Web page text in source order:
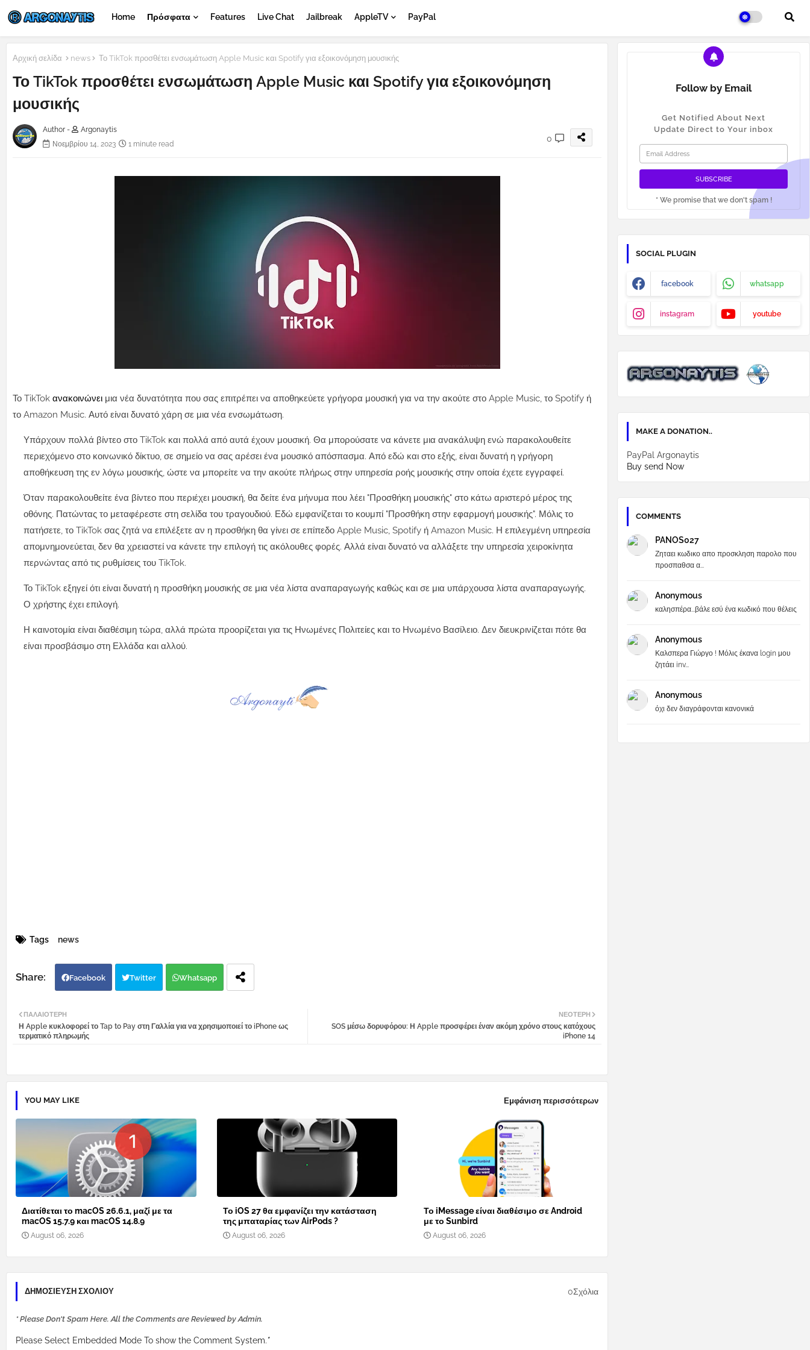
Home Πρόσφατα Features Live Chat Jailbreak AppleTV PayPal
Αρχική σελίδα news Το TikTok προσθέτει ενσωμάτωση Apple Music και Spotify για εξοικονόμηση μουσικής
Το TikTok προσθέτει ενσωμάτωση Apple Music και Spotify για εξοικονόμηση
μουσικής
Author -
Argonaytis
Νοεμβρίου 14, 2023
1 minute read
0
Το TikTok ανακοινώνει μια νέα δυνατότητα που σας επιτρέπει να αποθηκεύετε γρήγορα μουσική για να την ακούτε στο Apple Music, το Spotify ή
το Amazon Music. Αυτό είναι δυνατό χάρη σε μια νέα ενσωμάτωση.
Υπάρχουν πολλά βίντεο στο TikTok και πολλά από αυτά έχουν μουσική. Θα μπορούσατε να κάνετε μια ανακάλυψη ενώ παρακολουθείτε
περιεχόμενο στο κοινωνικό δίκτυο, σε σημείο να σας αρέσει ένα μουσικό απόσπασμα. Από εδώ και στο εξής, είναι δυνατή η γρήγορη
αποθήκευση της εν λόγω μουσικής, ώστε να μπορείτε να την ακούτε πλήρως στην υπηρεσία ροής μουσικής στην οποία έχετε εγγραφεί.
Όταν παρακολουθείτε ένα βίντεο που περιέχει μουσική, θα δείτε ένα μήνυμα που λέει "Προσθήκη μουσικής" στο κάτω αριστερό μέρος της
οθόνης. Πατώντας το μεταφέρεστε στη σελίδα του τραγουδιού. Εδώ εμφανίζεται το κουμπί "Προσθήκη στην εφαρμογή μουσικής". Μόλις το
πατήσετε, το TikTok σας ζητά να επιλέξετε αν η προσθήκη θα γίνει σε επίπεδο Apple Music, Spotify ή Amazon Music. Η επιλεγμένη υπηρεσία
απομνημονεύεται, δεν θα χρειαστεί να κάνετε την επιλογή τις ακόλουθες φορές. Αλλά είναι δυνατό να αλλάξετε την υπηρεσία χειροκίνητα
περνώντας από τις ρυθμίσεις του TikTok.
Το TikTok εξηγεί ότι είναι δυνατή η προσθήκη μουσικής σε μια νέα λίστα αναπαραγωγής καθώς και σε μια υπάρχουσα λίστα αναπαραγωγής.
Ο χρήστης έχει επιλογή.
Η καινοτομία είναι διαθέσιμη τώρα, αλλά πρώτα προορίζεται για τις Ηνωμένες Πολιτείες και το Ηνωμένο Βασίλειο. Δεν διευκρινίζεται πότε θα
είναι προσβάσιμο στη Ελλάδα και αλλού.
Tags news
Facebook Twitter Whatsapp
ΝΕΌΤΕΡΗ
SOS μέσω δορυφόρου: Η Apple προσφέρει έναν ακόμη χρόνο στους κατόχους
iPhone 14
ΠΑΛΑΙΌΤΕΡΗ
Η Apple κυκλοφορεί το Tap to Pay στη Γαλλία για να χρησιμοποιεί το iPhone ως
τερματικό πληρωμής
YOU MAY LIKE Εμφάνιση περισσότερων
Διατίθεται το macOS 26.6.1, μαζί με τα
macOS 15.7.9 και macOS 14.8.9
August 06, 2026
Το iOS 27 θα εμφανίζει την κατάσταση
της μπαταρίας των AirPods ?
August 06, 2026
Το iMessage είναι διαθέσιμο σε Android
με το Sunbird
August 06, 2026
ΔΗΜΟΣΊΕΥΣΗ ΣΧΟΛΊΟΥ 0Σχόλια
* Please Don't Spam Here. All the Comments are Reviewed by Admin.
Please Select Embedded Mode To show the Comment System.*
Follow by Email
Get Notified About Next
Update Direct to Your inbox
* We promise that we don't spam !
SOCIAL PLUGIN
facebook whatsapp
instagram youtube
MAKE A DONATION..
PayPal Argonaytis
Buy send Now
COMMENTS
PANOS027
Ζηταει κωδικο απο προσκληση παρολο που
προσπαθσα α...
Anonymous
καλησπέρα...βάλε εσύ ένα κωδικό που θέλεις
Anonymous
Καλσπερα Γιώργο ! Μόλις έκανα login μου
ζητάει inv...
Anonymous
όχι δεν διαγράφονται κανονικά